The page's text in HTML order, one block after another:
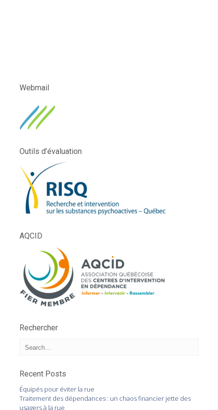
Webmail
Outils d’évaluation
AQCID
Rechercher
Recent Posts
Équipés pour éviter la rue
Traitement des dépendances : un chaos financier jette des
usagers à la rue